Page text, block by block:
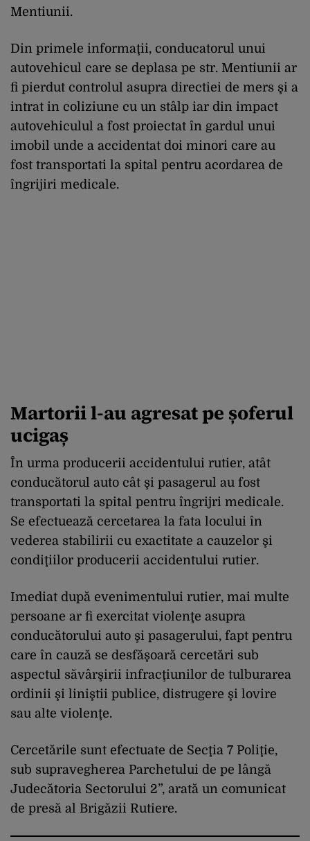
Mentiunii.
Din primele informaţii, conducatorul unui
autovehicul care se deplasa pe str. Mentiunii ar
fi pierdut controlul asupra directiei de mers şi a
intrat in coliziune cu un stâlp iar din impact
autovehiculul a fost proiectat în gardul unui
imobil unde a accidentat doi minori care au
fost transportati la spital pentru acordarea de
îngrijiri medicale.
Martorii l-au agresat pe șoferul
ucigaș
În urma producerii accidentului rutier, atât
conducătorul auto cât şi pasagerul au fost
transportati la spital pentru îngrijri medicale.
Se efectuează cercetarea la fata locului în
vederea stabilirii cu exactitate a cauzelor şi
condiţiilor producerii accidentului rutier.
Imediat după evenimentului rutier, mai multe
persoane ar fi exercitat violenţe asupra
conducătorului auto şi pasagerului, fapt pentru
care în cauză se desfăşoară cercetări sub
aspectul săvârşirii infracţiunilor de tulburarea
ordinii şi liniştii publice, distrugere şi lovire
sau alte violenţe.
Cercetările sunt efectuate de Secţia 7 Poliţie,
sub supravegherea Parchetului de pe lângă
Judecătoria Sectorului 2”, arată un comunicat
de presă al Brigăzii Rutiere.